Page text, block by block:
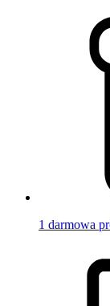
1 darmowa